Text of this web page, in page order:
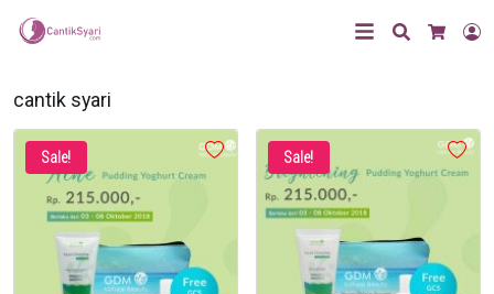
Search
cantik syari
Sale! Sale!